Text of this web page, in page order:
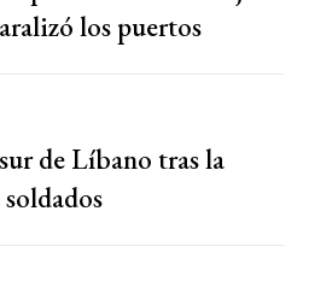
los puertos
de Líbano tras la